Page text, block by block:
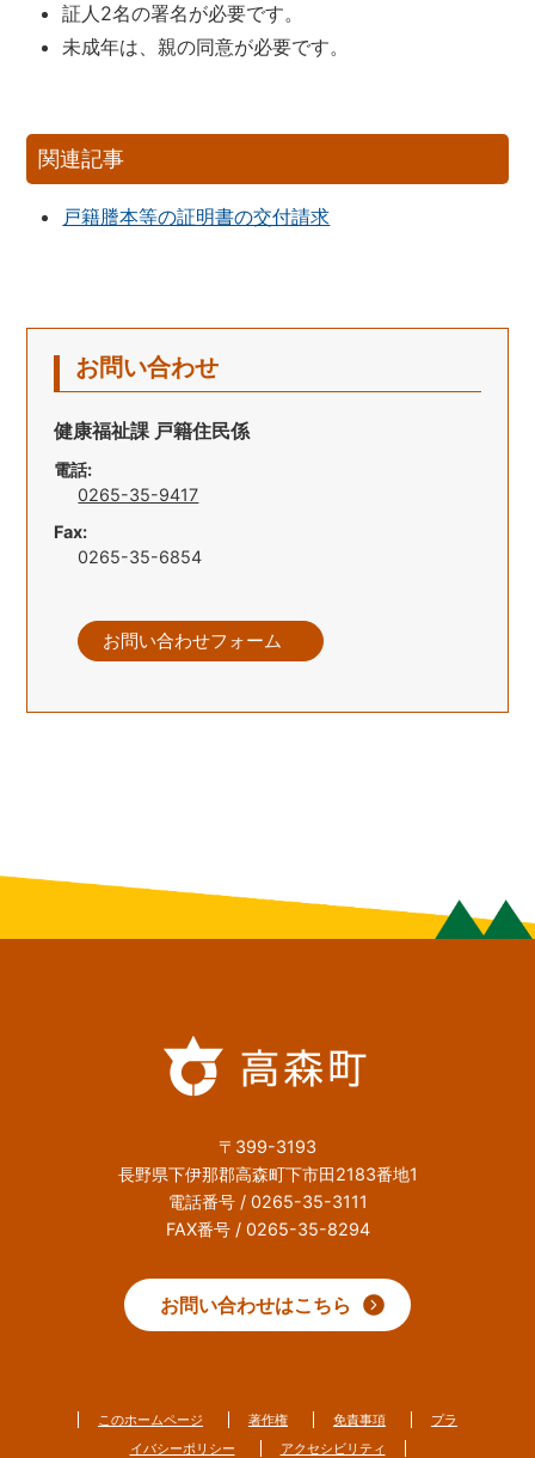
証人2名の署名が必要です。
未成年は、親の同意が必要です。
関連記事
戸籍謄本等の証明書の交付請求
お問い合わせ
健康福祉課 戸籍住民係
電話:
0265-35-9417
Fax:
0265-35-6854
お問い合わせフォーム
〒399-3193
長野県下伊那郡高森町下市田2183番地1
電話番号 / 0265-35-3111
FAX番号 / 0265-35-8294
お問い合わせはこちら
このホームページ 著作権 免責事項
プラ
イバシーポリシー
アクセシビリティ